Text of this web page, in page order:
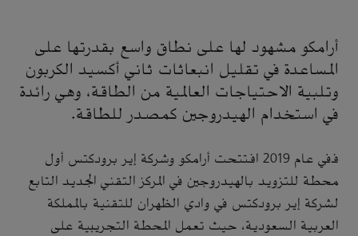
أرامكو مشهود لها على نطاق واسع بقدرتها على
المساعدة في تقليل انبعاثات ثاني أكسيد الكربون
وتلبية الاحتياجات العالمية من الطاقة، وهي رائدة
في استخدام الهيدروجين كمصدر للطاقة.
ففي عام 2019 افتتحت أرامكو وشركة إير برودكتس أول
محطة للتزويد بالهيدروجين في المركز التقني الجديد التابع
لشركة إير برودكتس في وادي الظهران للتقنية بالمملكة
العربية السعودية، حيث تعمل المحطة التجريبية على